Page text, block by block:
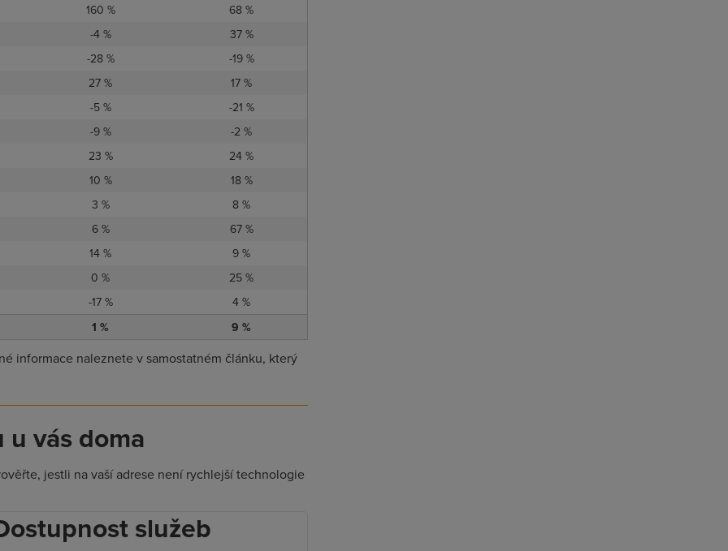
160 %
68 %
-4 %
37 %
-28 %
-19 %
27 %
17 %
-5 %
-21 %
-9 %
-2 %
23 %
24 %
10 %
18 %
3 %
8 %
6 %
67 %
14 %
9 %
0 %
25 %
-17 %
4 %
1 % 9 %
informace naleznete v samostatném článku, který
vás doma
jestli na vaší adrese není rychlejší technologie
služeb